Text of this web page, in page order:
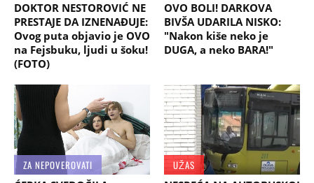
DOKTOR NESTOROVIĆ NE
PRESTAJE DA IZNENAĐUJE:
Ovog puta objavio je OVO
na Fejsbuku, ljudi u šoku!
(FOTO)
OVO BOLI! DARKOVA
BIVŠA UDARILA NISKO:
"Nakon kiše neko je
DUGA, a neko BARA!"
ZA NEPOVEROVATI
UŽAS